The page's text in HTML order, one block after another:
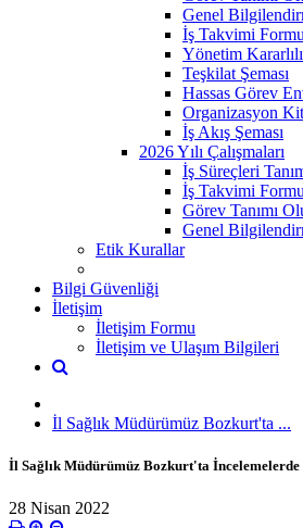
Genel
İş Takvimi Formu
Yönetim
Teşkilat Şeması
Hassas Görev
Organizasyon
İş Akış Şeması
2026 Yılı Çalışmaları
İş Süreçleri
İş Takvimi Formu
Görev Tanımı
Genel
Etik Kurallar
Bilgi Güvenliği
İletişim
İletişim Formu
İletişim ve Ulaşım Bilgileri
İl Sağlık Müdürümüz Bozkurt'ta ...
İl Sağlık Müdürümüz Bozkurt'ta
28 Nisan 2022